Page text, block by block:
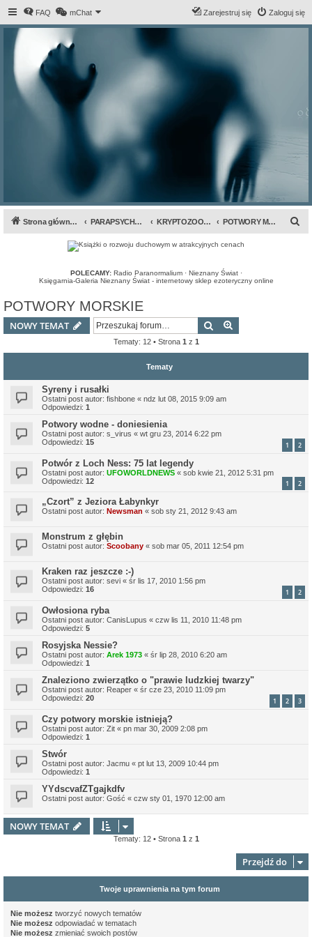
FAQ mChat Zaloguj się
Zarejestruj się
Strona główna forum PARAPSYCHOLOGIA & ANOMALIA KRYPTOZOOLOGIA POTWORY MORSKIE
POLECAMY: Radio Paranormalium· Nieznany Świat·
Księgarnia-Galeria Nieznany Świat - internetowy sklep ezoteryczny online
POTWORY MORSKIE
NOWY TEMAT Szukaj
Tematy: 12 • Strona 1 z 1
Tematy
Syreny i rusałki
Ostatni post autor: fishbone « ndz lut 08, 2015 9:09 am
Odpowiedzi: 1
Potwory wodne - doniesienia
Ostatni post autor: s_virus « wt gru 23, 2014 6:22 pm
Odpowiedzi: 15 1 2
Potwór z Loch Ness: 75 lat legendy
Ostatni post autor: UFOWORLDNEWS « sob kwie 21, 2012 5:31 pm
Odpowiedzi: 12 1 2
„Czort” z Jeziora Łabynkyr
Ostatni post autor: Newsman « sob sty 21, 2012 9:43 am
Monstrum z głębin
Ostatni post autor: Scoobany « sob mar 05, 2011 12:54 pm
Kraken raz jeszcze :-)
Ostatni post autor: sevi « śr lis 17, 2010 1:56 pm
Odpowiedzi: 16 1 2
Owłosiona ryba
Ostatni post autor: CanisLupus « czw lis 11, 2010 11:48 pm
Odpowiedzi: 5
Rosyjska Nessie?
Ostatni post autor: Arek 1973 « śr lip 28, 2010 6:20 am
Odpowiedzi: 1
Znaleziono zwierzątko o "prawie ludzkiej twarzy"
Ostatni post autor: Reaper « śr cze 23, 2010 11:09 pm
Odpowiedzi: 20 1 2 3
Czy potwory morskie istnieją?
Ostatni post autor: Zit « pn mar 30, 2009 2:08 pm
Odpowiedzi: 1
Stwór
Ostatni post autor: Jacmu « pt lut 13, 2009 10:44 pm
Odpowiedzi: 1
YYdscvafZTgajkdfv
Ostatni post autor: Gość « czw sty 01, 1970 12:00 am
NOWY TEMAT
Tematy: 12 • Strona 1 z 1
Przejdź do
Twoje uprawnienia na tym forum
Nie możesz tworzyć nowych tematów
Nie możesz odpowiadać w tematach
Nie możesz zmieniać swoich postów